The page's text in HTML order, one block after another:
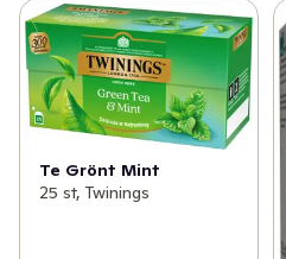
Te Grönt Mint
25 st, Twinings